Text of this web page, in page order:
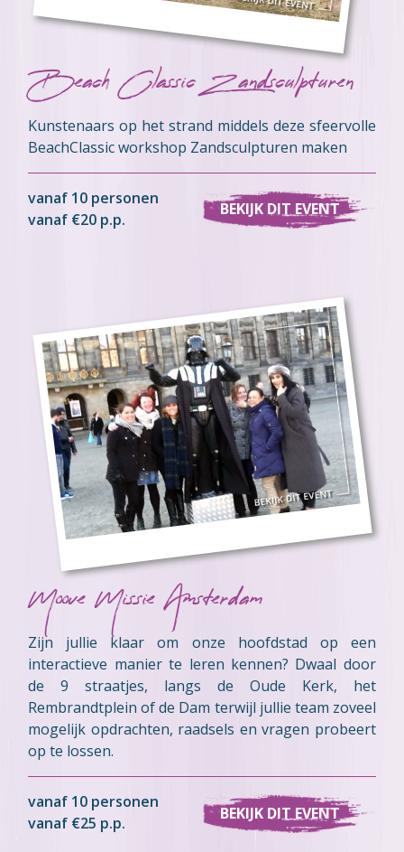
Beach Classic Zandsculpturen
Kunstenaars op het strand middels deze sfeervolle
BeachClassic workshop Zandsculpturen maken
vanaf 10 personen
vanaf €20 p.p.
BEKIJK DIT EVENT
Moove Missie Amsterdam
Zijn jullie klaar om onze hoofdstad op een
interactieve manier te leren kennen? Dwaal door
de 9 straatjes, langs de Oude Kerk, het
Rembrandtplein of de Dam terwijl jullie team zoveel
mogelijk opdrachten, raadsels en vragen probeert
op te lossen.
vanaf 10 personen
vanaf €25 p.p.
BEKIJK DIT EVENT